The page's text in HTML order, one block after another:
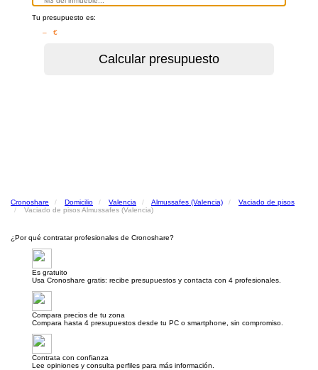
Tu presupuesto es:
– €
Cronoshare Domicilio Valencia Almussafes (Valencia)
Vaciado de pisos
Vaciado de pisos Almussafes (Valencia)
¿Por qué contratar profesionales de Cronoshare?
Es gratuito
Usa Cronoshare gratis: recibe presupuestos y contacta con 4 profesionales.
Compara precios de tu zona
Compara hasta 4 presupuestos desde tu PC o smartphone, sin compromiso.
Contrata con confianza
Lee opiniones y consulta perfiles para más información.